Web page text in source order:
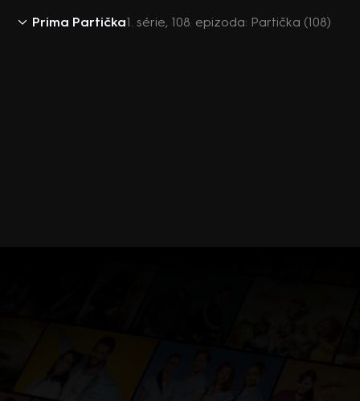
Prima Partička1. série, 108. epizoda: Partička (108)